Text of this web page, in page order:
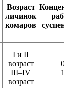
Возраст
личинок
комаров
I и II
возраст
III–IV
возраст
0,5
1,0